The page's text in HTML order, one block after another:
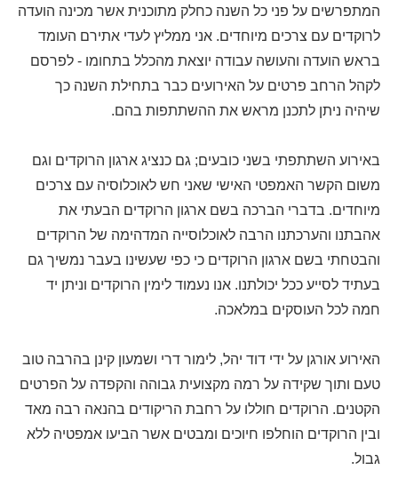
המתפרשים על פני כל השנה כחלק מתוכנית אשר מכינה הועדה
לרוקדים עם צרכים מיוחדים. אני ממליץ לעדי אתירם העומד
בראש הועדה והעושה עבודה יוצאת מהכלל בתחומו - לפרסם
לקהל הרחב פרטים על האירועים כבר בתחילת השנה כך
שיהיה ניתן לתכנן מראש את ההשתתפות בהם.
באירוע השתתפתי בשני כובעים; גם כנציג ארגון הרוקדים וגם
משום הקשר האמפטי האישי שאני חש לאוכלוסיה עם צרכים
מיוחדים. בדברי הברכה בשם ארגון הרוקדים הבעתי את
אהבתנו והערכתנו הרבה לאוכלוסייה המדהימה של הרוקדים
והבטחתי בשם ארגון הרוקדים כי כפי שעשינו בעבר נמשיך גם
בעתיד לסייע ככל יכולתנו. אנו נעמוד לימין הרוקדים וניתן יד
חמה לכל העוסקים במלאכה.
האירוע אורגן על ידי דוד יהל, לימור דרי ושמעון קינן בהרבה טוב
טעם ותוך שקידה על רמה מקצועית גבוהה והקפדה על הפרטים
הקטנים. הרוקדים חוללו על רחבת הריקודים בהנאה רבה מאד
ובין הרוקדים הוחלפו חיוכים ומבטים אשר הביעו אמפטיה ללא
גבול.